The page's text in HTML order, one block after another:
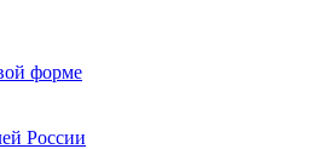
форме
России